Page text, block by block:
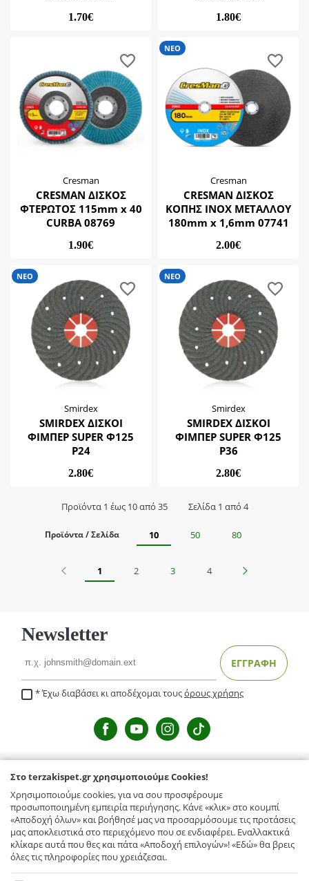
1.70€ 1.80€
Cresman
CRESMAN ΔΙΣΚΟΣ
ΦΤΕΡΩΤΟΣ 115mm x 40
CURBA 08769
1.90€
ΝΕΟ
Cresman
CRESMAN ΔΙΣΚΟΣ
ΚΟΠΗΣ ΙΝΟΧ ΜΕΤΑΛΛΟΥ
180mm x 1,6mm 07741
2.00€
ΝΕΟ
Smirdex
SMIRDEX ΔΙΣΚΟΙ
ΦΙΜΠΕΡ SUPER Φ125
Ρ24
2.80€
ΝΕΟ
Smirdex
SMIRDEX ΔΙΣΚΟΙ
ΦΙΜΠΕΡ SUPER Φ125
Ρ36
2.80€
Προϊόντα 1 έως 10 από 35 Σελίδα 1 από 4
Προϊόντα / Σελίδα 10 50 80
Προηγούμενο
1 2 3 4 Επόμενο
Newsletter
ΕΓΓΡΑΦΗ
Έχω διαβάσει κι αποδέχομαι τουςόρους χρήσης
TERZAKISPET.GR
Μενέλαου Παρλαμά 32,Γιόφυρος
Κόμβος Γαζίου-Κρουσώνα, Γάζι
Ελευθερίου Βενιζέλου 56, Αρκαλοχώρι
ΕΞΥΠΗΡΕΤΗΣΗ ΠΕΛΑΤΩΝ
Τρόποι Αποστολής / Μεταφορικά
Επιστροφές προϊόντων
Συχνές ερωτήσεις
TERZAKISPET.GR
Εταιρικό προφίλ
Στο terzakispet.gr χρησιμοποιούμε Cookies!
Χρησιμοποιούμε cookies, για να σου προσφέρουμε
προσωποποιημένη εμπειρία περιήγησης. Κάνε «κλικ» στο κουμπί
«Αποδοχή όλων» και βοήθησέ μας να προσαρμόσουμε τις προτάσεις
μας αποκλειστικά στο περιεχόμενο που σε ενδιαφέρει. Εναλλακτικά
κλίκαρε αυτά που θες και πάτα «Αποδοχή επιλογών»! «Εδώ» θα βρεις
όλες τις πληροφορίες που χρειάζεσαι.